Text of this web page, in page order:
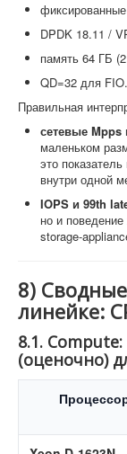
DPDK 18.11 /
память 64 ГБ
QD=32 для FIO.
Правильная
сетевые Mpps
маленьком
это
внутри одной
IOPS и 99th
но и
storage-
8)
линейке:
8.1.
(оценочно)